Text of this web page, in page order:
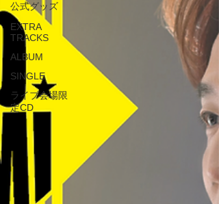
公式グッズ
EXTRA
TRACKS
ALBUM
SINGLE
ライブ会場限
定CD